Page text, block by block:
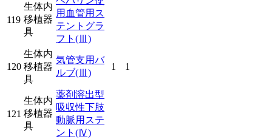
119
生体内
移植器
具
用血管用ス
テントグラ
フト (Ⅲ)
120
生体内
移植器
具
気管支用バ
ルブ(Ⅲ)
1 1
121
生体内
移植器
具
薬剤溶出型
吸収性下肢
動脈用ステ
ント (Ⅳ)